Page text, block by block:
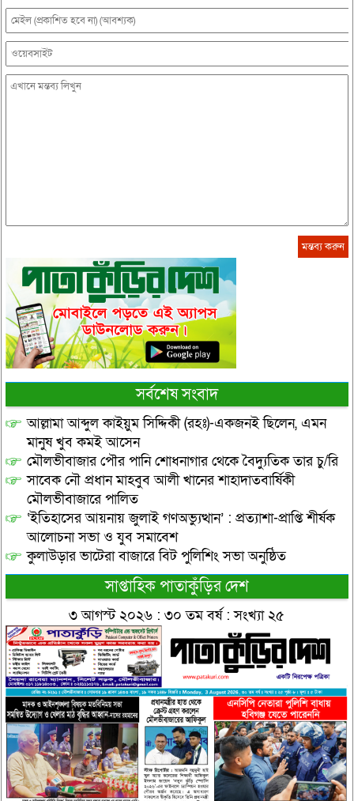
সর্বশেষ সংবাদ
আল্লামা আব্দুল কাইয়ুম সিদ্দিকী (রহঃ)-একজনই ছিলেন, এমন
মানুষ খুব কমই আসেন
মৌলভীবাজার পৌর পানি শোধনাগার থেকে বৈদ্যুতিক তার চু/রি
সাবেক নৌ প্রধান মাহবুব আলী খানের শাহাদাতবার্ষিকী
মৌলভীবাজারে পালিত
‘ইতিহাসের আয়নায় জুলাই গণঅভ্যুত্থান’ : প্রত্যাশা-প্রাপ্তি শীর্ষক
আলোচনা সভা ও যুব সমাবেশ
কুলাউড়ার ভাটেরা বাজারে বিট পুলিশিং সভা অনুষ্ঠিত
সাপ্তাহিক পাতাকুঁড়ির দেশ
৩ আগস্ট ২০২৬ : ৩০ তম বর্ষ : সংখ্যা ২৫